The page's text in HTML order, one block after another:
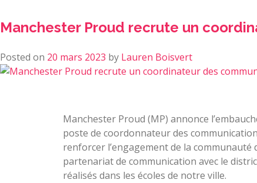
Manchester Proud recrute un
Posted on 20 mars 2023 by Lauren Boisvert
Manchester Proud (MP) annonce
poste de coordonnateur des
renforcer l’engagement de la
partenariat de communication avec le
réalisés dans les écoles de notre ville.